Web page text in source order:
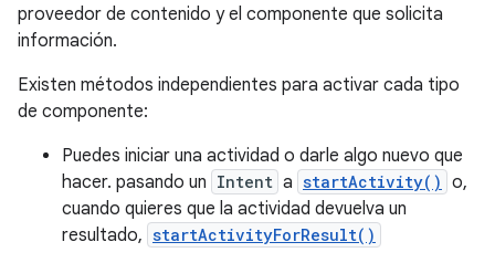
proveedor de contenido y el componente que solicita
información.
Existen métodos independientes para activar cada tipo
de componente:
Puedes iniciar una actividad o darle algo nuevo que
hacer. pasando un Intent a startActivity() o,
cuando quieres que la actividad devuelva un
resultado, startActivityForResult()